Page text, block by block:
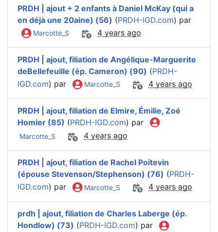
PRDH | ajout + 2 enfants à Daniel McKay (qui a
en déjà une 20aine) (56) (PRDH-IGD.com) par
Marcotte_S 4 years ago
PRDH | ajout, filiation de Angélique-Marguerite
deBellefeuille (ép. Cameron) (90) (PRDH-
IGD.com) par Marcotte_S 4 years ago
PRDH | ajout, filiation de Elmire, Émilie, Zoé
Homier (85) (PRDH-IGD.com) par
Marcotte_S 4 years ago
PRDH | ajout, filiation de Rachel Poitevin
(épouse Stevenson/Stephenson) (76) (PRDH-
IGD.com) par Marcotte_S 4 years ago
prdh | ajout, filiation de Charles Laberge (ép.
Hondlow) (73) (PRDH-IGD.com) par